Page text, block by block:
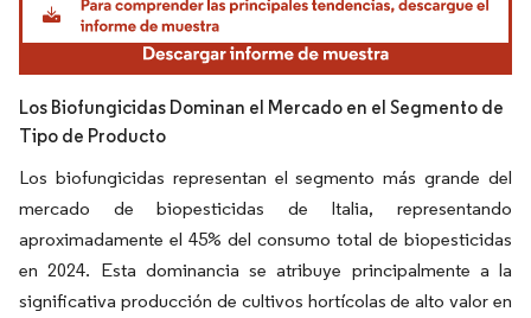
Los Biofungicidas Dominan el Mercado en el Segmento de
Tipo de Producto
Los biofungicidas representan el segmento más grande del
mercado de biopesticidas de Italia, representando
aproximadamente el 45% del consumo total de biopesticidas
en 2024. Esta dominancia se atribuye principalmente a la
significativa producción de cultivos hortícolas de alto valor en